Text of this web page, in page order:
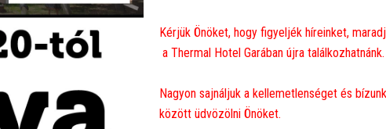
Kérjük Önöket, hogy figyeljék híreinket,
a Thermal Hotel Garában újra találkozhatnánk.
Nagyon sajnáljuk a kellemetlenséget és
között üdvözölni Önöket.